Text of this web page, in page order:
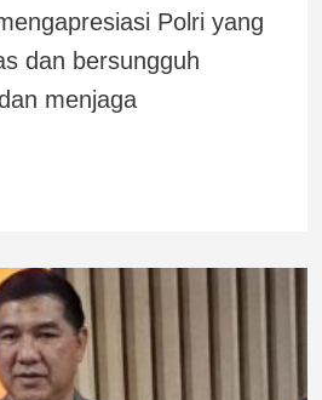
Polri yang
dan bersungguh
menjaga